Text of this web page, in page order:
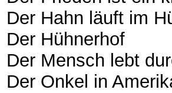
Der Hahn läuft im
Der Hühnerhof
Der Mensch lebt
Der Onkel in